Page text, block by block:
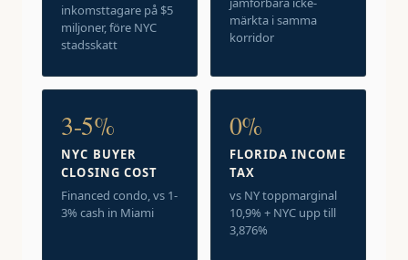
inkomsttagare på $5
miljoner, före NYC
stadsskatt
märkta i samma
korridor
3-5%
NYC BUYER
CLOSING COST
Financed condo, vs 1-
3% cash in Miami
0%
FLORIDA INCOME
TAX
vs NY toppmarginal
10,9% + NYC upp till
3,876%